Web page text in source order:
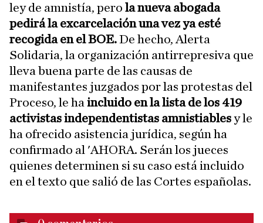
ley de amnistía, pero la nueva abogada
pedirá la excarcelación una vez ya esté
recogida en el BOE.De hecho, Alerta
Solidaria, la organización antirrepresiva que
lleva buena parte de las causas de
manifestantes juzgados por las protestas del
Proceso, le ha incluido en la lista de los 419
activistas independentistas amnistiablesy le
ha ofrecido asistencia jurídica, según ha
confirmado al 'AHORA. Serán los jueces
quienes determinen si su caso está incluido
en el texto que salió de las Cortes españolas.